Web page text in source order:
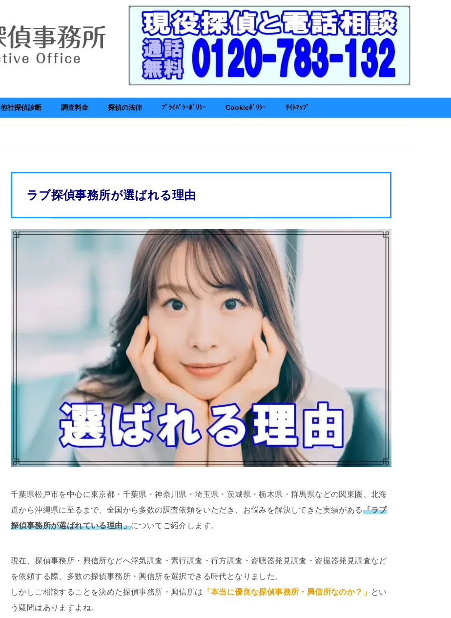
他社探偵診断 調査料金 探偵の法律 ﾌﾟﾗｲﾊﾞｼｰﾎﾟﾘｼｰ Cookieﾎﾟﾘｼｰ ｻｲﾄﾏｯﾌﾟ
ラブ探偵事務所が選ばれる理由
千葉県松戸市を中心に東京都・千葉県・神奈川県・埼玉県・茨城県・栃木県・群馬県などの関東圏、北海
道から沖縄県に至るまで、全国から多数の調査依頼をいただき、お悩みを解決してきた実績がある「ラブ
探偵事務所が選ばれている理由」についてご紹介します。
現在、探偵事務所・興信所などへ浮気調査・素行調査・行方調査・盗聴器発見調査・盗撮器発見調査など
を依頼する際、多数の探偵事務所・興信所を選択できる時代となりました。
しかしご相談することを決めた探偵事務所・興信所は 「本当に優良な探偵事務所・興信所なのか？」 とい
う疑問はありますよね。